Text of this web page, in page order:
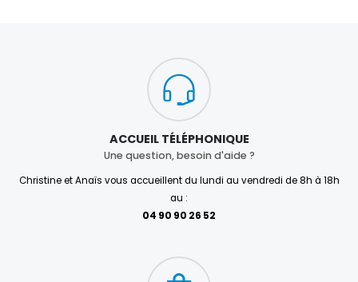
ACCUEIL TÉLÉPHONIQUE
Une question, besoin d'aide ?
Christine et Anaïs vous accueillent du lundi au vendredi de 8h à 18h
au :
04 90 90 26 52